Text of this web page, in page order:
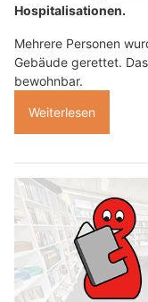
Hospitalisationen.
Mehrere Personen
Gebäude gerettet.
bewohnbar.
Weiterlesen